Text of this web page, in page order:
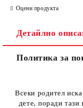
Оцени продукта
Детайлно
Политика за
Всеки родител
дете, поради